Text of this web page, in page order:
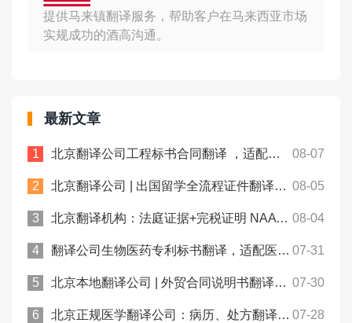
提供马来镇翻译服务，帮助客户在马来西亚市场
实规成功的酒高沟通。
最新文章
北京翻译公司工程标书合同翻译 ，适配跨境项目申报！众赞翻译 08-07
北京翻译公司 | 出国留学全流程证件翻译，一站式文书处理！众赞翻译 08-05
北京翻译机构：法庭证据+完税证明 NAATI认证翻译， 中澳法务通用！ 08-04
翻译公司生物医药专利标书翻译，适配医药类专利申报规范！众赞翻译 07-31
北京本地翻译公司 | 外贸合同说明书翻译规避涉外沟通偏差！众赞翻译 07-30
北京正规医学翻译公司：病历、处方翻译件合规用于跨境医保报销！ 07-28